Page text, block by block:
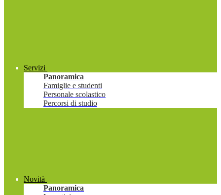
Servizi
Panoramica
Famiglie e studenti
Personale scolastico
Percorsi di studio
Novità
Panoramica